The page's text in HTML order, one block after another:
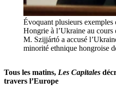
Évoquant plusieurs exemples
Hongrie à l’Ukraine au cours
M. Szijjártó a accusé
minorité ethnique hongroise
Tous les matins, Les Capitales
travers l’Europe